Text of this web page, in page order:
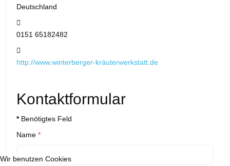
Deutschland
0151 65182482
http://www.winterberger-kräuterwerkstatt.de
Kontaktformular
*Benötigtes Feld
Name *
Wir benutzen Cookies